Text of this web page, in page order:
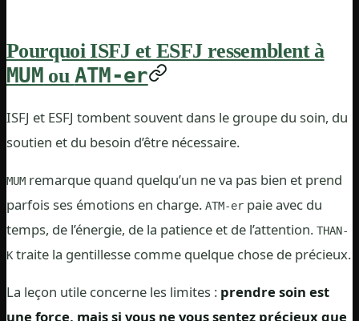
Pourquoi ISFJ et ESFJ ressemblent à
MUM ou ATM-er
ISFJ et ESFJ tombent souvent dans le groupe du soin, du
soutien et du besoin d’être nécessaire.
MUM remarque quand quelqu’un ne va pas bien et prend
parfois ses émotions en charge. ATM-er paie avec du
temps, de l’énergie, de la patience et de l’attention. THAN-
K traite la gentillesse comme quelque chose de précieux.
La leçon utile concerne les limites : prendre soin est
une force, mais si vous ne vous sentez précieux que